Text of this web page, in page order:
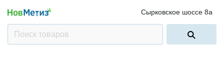
Сырковское шоссе 8а